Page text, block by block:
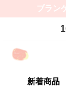
ブラン
新着商品